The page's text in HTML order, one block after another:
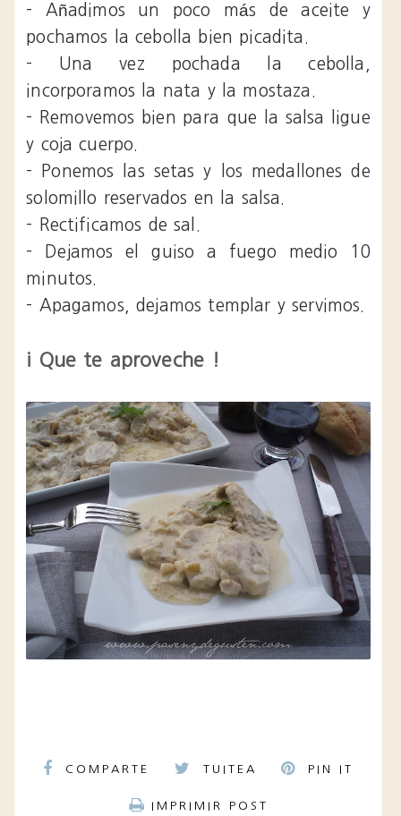
- Añadimos un poco más de aceite y
pochamos la cebolla bien picadita.
- Una vez pochada la cebolla,
incorporamos la nata y la mostaza.
- Removemos bien para que la salsa ligue
y coja cuerpo.
- Ponemos las setas y los medallones de
solomillo reservados en la salsa.
- Rectificamos de sal.
- Dejamos el guiso a fuego medio 10
minutos.
- Apagamos, dejamos templar y servimos.
¡ Que te aproveche !
COMPARTE TUITEA PIN IT
IMPRIMIR POST